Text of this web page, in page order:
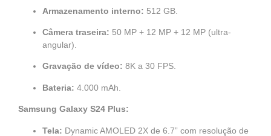
Armazenamento interno: 512 GB.
Câmera traseira: 50 MP + 12 MP + 12 MP (ultra-
angular).
Gravação de vídeo: 8K a 30 FPS.
Bateria: 4.000 mAh.
Samsung Galaxy S24 Plus:
Tela: Dynamic AMOLED 2X de 6.7” com resolução de